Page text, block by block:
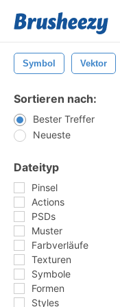
Symbol Vektor
Sortieren nach:
Bester Treffer
Neueste
Dateityp
Pinsel
Actions
PSDs
Muster
Farbverläufe
Texturen
Symbole
Formen
Styles